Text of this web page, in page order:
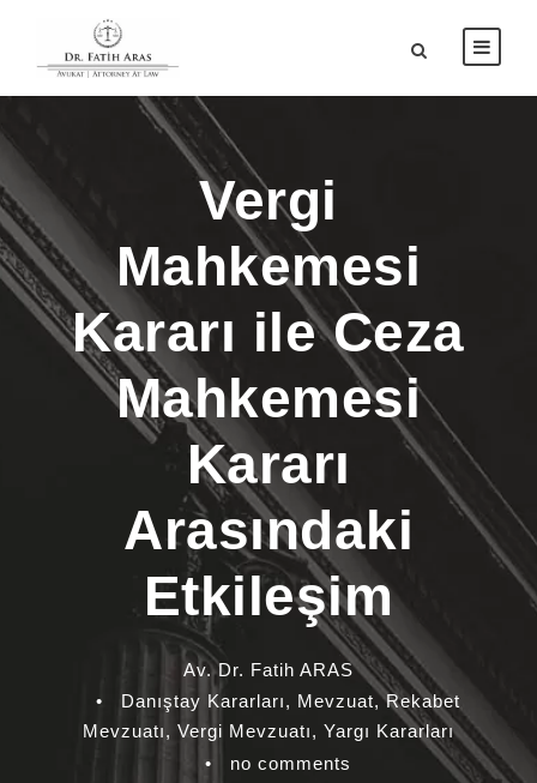
Vergi
Mahkemesi
Kararı ile Ceza
Mahkemesi
Kararı
Arasındaki
Etkileşim
Av. Dr. Fatih ARAS
•
Danıştay Kararları, Mevzuat, Rekabet
Mevzuatı, Vergi Mevzuatı, Yargı Kararları
•
no comments